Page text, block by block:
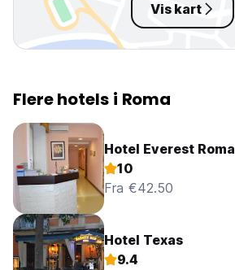
Vis kart
Flere hotels i Roma
Hotel Everest Roma
10
Fra €42.50
Hotel Texas
9.4